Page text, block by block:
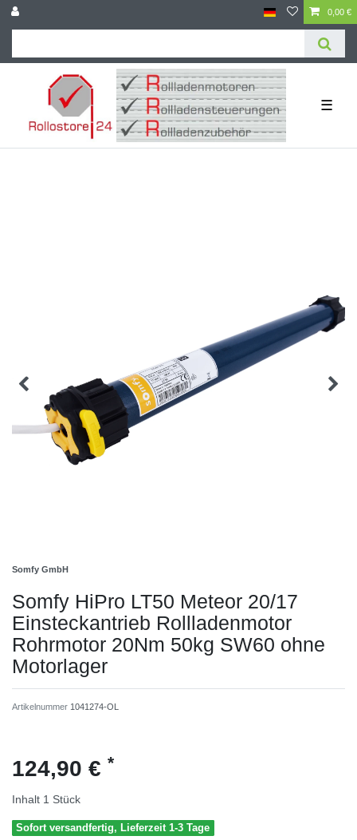
0,00 €
☰
Somfy GmbH
Somfy HiPro LT50 Meteor 20/17
Einsteckantrieb Rollladenmotor
Rohrmotor 20Nm 50kg SW60 ohne
Motorlager
Artikelnummer 1041274-OL
124,90 € *
Inhalt 1 Stück
Sofort versandfertig, Lieferzeit 1-3 Tage